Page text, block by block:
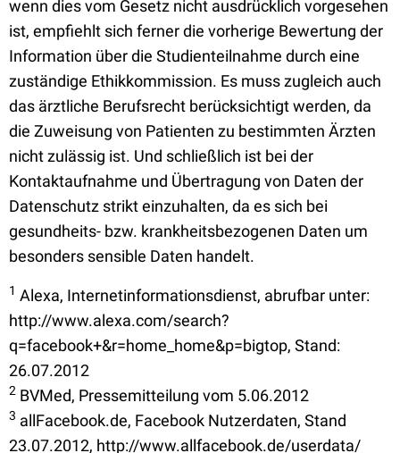
wenn dies vom Gesetz nicht ausdrücklich vorgesehen
ist, empfiehlt sich ferner die vorherige Bewertung der
Information über die Studienteilnahme durch eine
zuständige Ethikkommission. Es muss zugleich auch
das ärztliche Berufsrecht berücksichtigt werden, da
die Zuweisung von Patienten zu bestimmten Ärzten
nicht zulässig ist. Und schließlich ist bei der
Kontaktaufnahme und Übertragung von Daten der
Datenschutz strikt einzuhalten, da es sich bei
gesundheits- bzw. krankheitsbezogenen Daten um
besonders sensible Daten handelt.
1 Alexa, Internetinformationsdienst, abrufbar unter:
http://www.alexa.com/search?
q=facebook+&r=home_home&p=bigtop, Stand:
26.07.2012
2 BVMed, Pressemitteilung vom 5.06.2012
3 allFacebook.de, Facebook Nutzerdaten, Stand
23.07.2012, http://www.allfacebook.de/userdata/